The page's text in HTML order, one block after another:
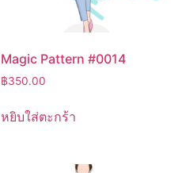
Magic Pattern #0014
฿350.00
หยิบใส่ตะกร้า